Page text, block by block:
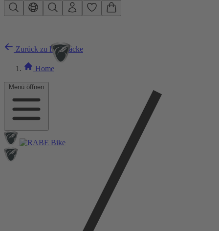
Zum Hauptinhalt springen
Menü öffnen
Zurück zu Rucksäcke
Home